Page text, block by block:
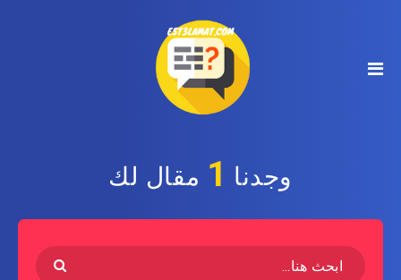
وجدنا 1 مقال لك